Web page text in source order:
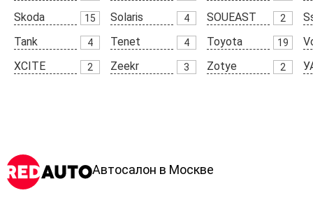
Skoda
15 Solaris 4 SOUEAST 2
Tank
4 Tenet 4 Toyota 19
XCITE
2 Zeekr 3 Zotye 2
Автосалон в Москве